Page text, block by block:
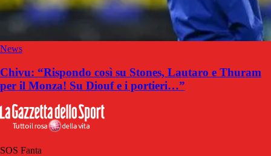
News
Chivu: “Rispondo così su Stones, Lautaro e Thuram
per il Monza! Su Diouf e i portieri…”
SOS Fanta